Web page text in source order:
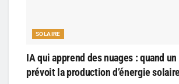
SOLAIRE
IA qui apprend des nuages : quand
prévoit la production d’énergie